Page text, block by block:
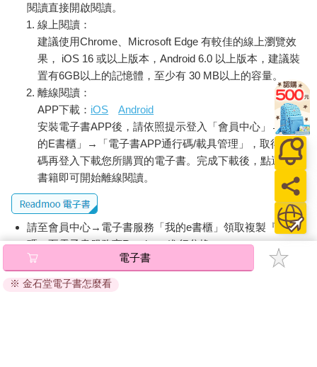
閱讀直接開啟閱讀。
線上閱讀：
建議使用Chrome、Microsoft Edge 有較佳的線上瀏覽效
果， iOS 16 或以上版本，Android 6.0 以上版本，建議裝
置有6GB以上的記憶體，至少有 30 MB以上的容量。
離線閱讀：
APP下載： iOS
Android
安裝電子書APP後，請依照提示登入「會員中心」→「我
的E書櫃」→「電子書APP通行碼/載具管理」，取得通行
碼再登入下載您所購買的電子書。完成下載後，點選任一
書籍即可開始離線閱讀。
請至會員中心→電子書服務「我的e書櫃」領取複製『兌換
碼』至電子書服務商Readmoo進行兌換。
退換貨須知：
因版權保護，您在金石堂所購買的電子書僅能以金石堂專屬
電子書
※ 金石堂電子書怎麼看